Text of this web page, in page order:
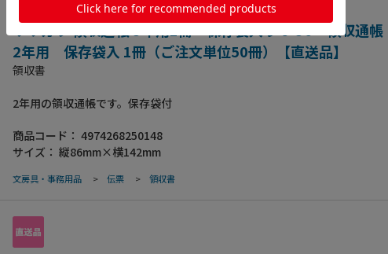
ササガワ 領収通帳 3年用1冊 保存袋入り 9-36 領収通帳
2年用 保存袋入 1冊（ご注文単位50冊）【直送品】
領収書
2年用の領収通帳です。保存袋付
商品コード： 4974268250148
サイズ： 縦86mm×横142mm
文房具・事務用品 > 伝票 > 領収書